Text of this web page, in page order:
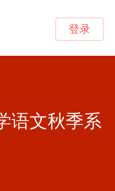
登录
语文秋季系